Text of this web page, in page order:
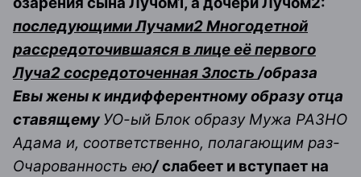
последующими Лучами2 Многодетной
рассредоточившаяся в лице её первого
Луча2 сосредоточенная Злость /образа
Евы жены к индифферентному образу отца
ставящему УО-ый Блок образу Мужа РАЗНО
Адама и, соответственно, полагающим раз-
Очарованность ею/ слабеет и вступает на